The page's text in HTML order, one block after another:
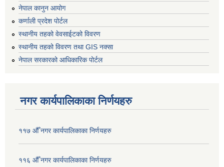
नेपाल कानुन आयोग
कर्णाली प्रदेश पोर्टल
स्थानीय तहको वेवसाईटको विवरण
स्थानीय तहको विवरण तथा GIS नक्सा
नेपाल सरकारको आधिकारिक पोर्टल
नगर कार्यपालिकाका निर्णयहरु
११७ औँ नगर कार्यपालिकाका निर्णयहरु
११६ औँ नगर कार्यपालिकाका निर्णयहरु